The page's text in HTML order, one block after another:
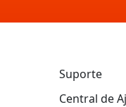
Suporte
Central de